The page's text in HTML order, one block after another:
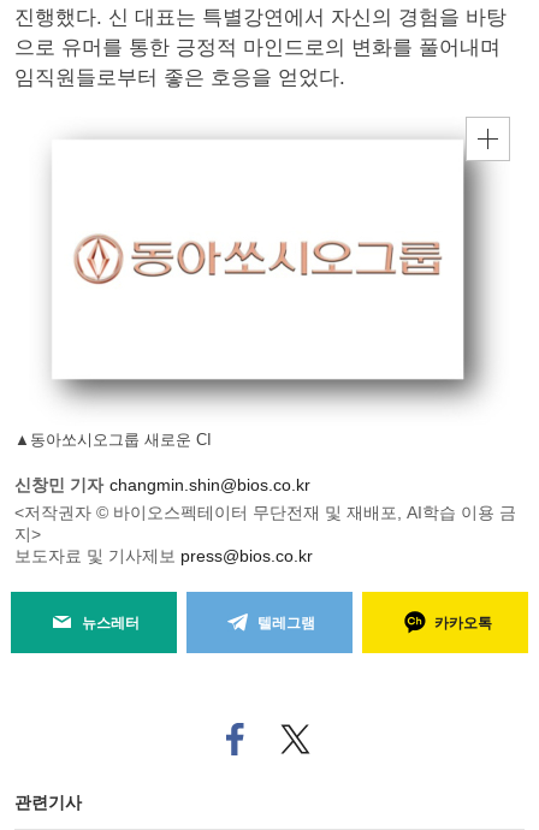
진행했다. 신 대표는 특별강연에서 자신의 경험을 바탕
으로 유머를 통한 긍정적 마인드로의 변화를 풀어내며
임직원들로부터 좋은 호응을 얻었다.
▲동아쏘시오그룹 새로운 CI
신창민 기자 changmin.shin@bios.co.kr
<저작권자 © 바이오스펙테이터 무단전재 및 재배포, AI학습 이용 금
지>
보도자료 및 기사제보 press@bios.co.kr
뉴스레터 텔레그램 카카오톡
페
이
트위
터로
관련기사